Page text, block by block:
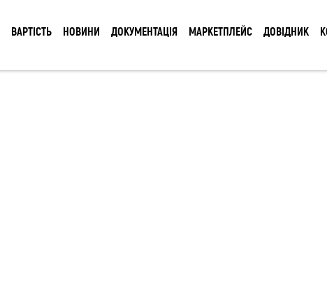
ВАРТІСТЬ НОВИНИ ДОКУМЕНТАЦІЯ МАРКЕТПЛЕЙС ДОВІДНИК